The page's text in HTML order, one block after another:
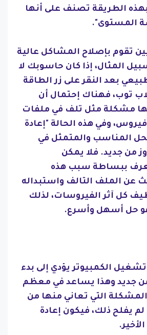
الطريقة تصنف على أنها
المستوى".
تقوم بإصلاح المشاكل عالية
المثال، إذا كان حاسوبك لا
بعد النقر على زر الطاقة
توب، فهناك إحتمال أن
مشكلة مثل تلف في ملفات
وفي هذه الحالة "إعادة
المناسب والمتمثل في
من جديد. فلا يمكن
ببساطة سبب هذه
عن الملف التالف واستبداله
كل آثر الفيروسات، لذلك
هو حل أسهل وأسرع.
تشغيل الكمبيوتر يؤدي إلى بدء
جديد وهذا يساعد في معظم
التي تعاني منها من
لم يفلح ذلك، فيكون إعادة